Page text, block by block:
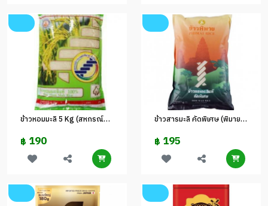
ข้าวหอมมะลิ 5 Kg (สหกรณ์พิมาย)
฿ 190
ข้าวสารมะลิ คัดพิเศษ (พิมาย) 5 กก
฿ 195